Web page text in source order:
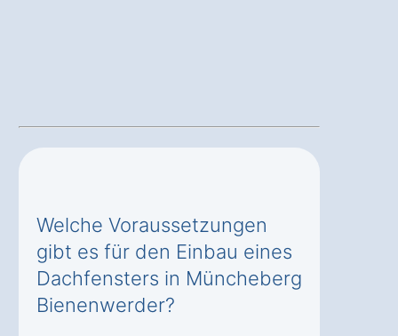
Welche Voraussetzungen
gibt es für den Einbau eines
Dachfensters in Müncheberg
Bienenwerder?